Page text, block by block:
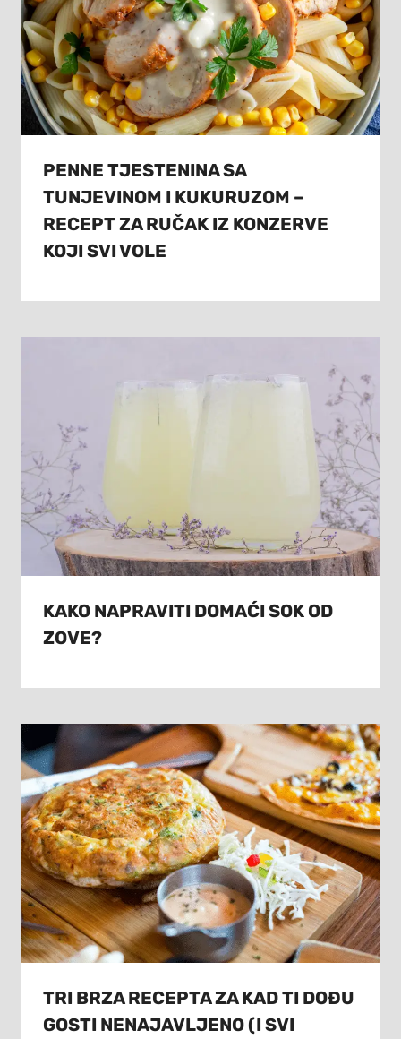
PENNE TJESTENINA SA
TUNJEVINOM I KUKURUZOM –
RECEPT ZA RUČAK IZ KONZERVE
KOJI SVI VOLE
KAKO NAPRAVITI DOMAĆI SOK OD
ZOVE?
TRI BRZA RECEPTA ZA KAD TI DOĐU
GOSTI NENAJAVLJENO (I SVI